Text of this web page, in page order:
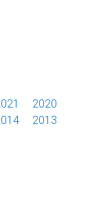
2020
2013